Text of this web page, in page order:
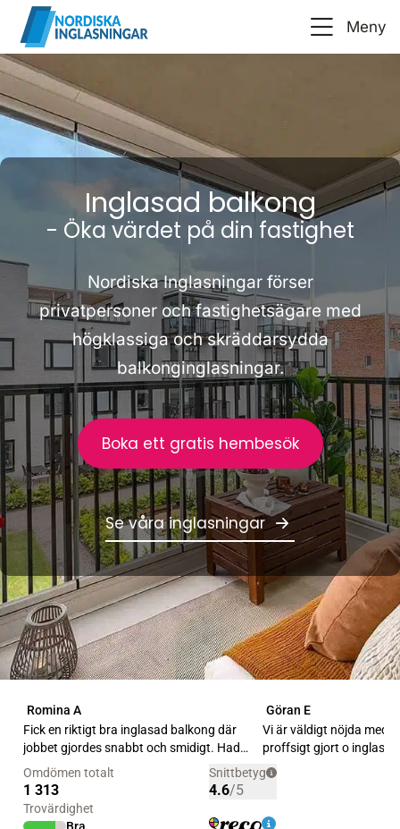
Meny
Inglasad balkong
- Öka värdet på din fastighet
Nordiska Inglasningar förser
privatpersoner och fastighetsägare med
högklassiga och skräddarsydda
balkonginglasningar.
Boka ett gratis hembesök
Se våra inglasningar